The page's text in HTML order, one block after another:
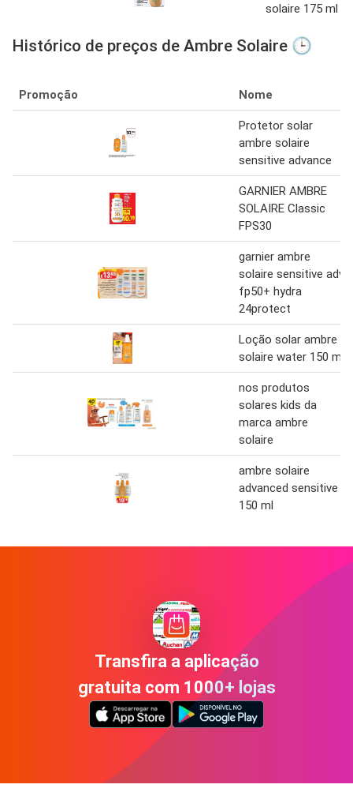
solaire 175 ml
Histórico de preços de Ambre Solaire 🕒
Promoção Nome
Protetor solar
ambre solaire
sensitive advance
GARNIER AMBRE
SOLAIRE Classic
FPS30
garnier ambre
solaire sensitive adv
fp50+ hydra
24protect
Loção solar ambre
solaire water 150 ml
nos produtos
solares kids da
marca ambre
solaire
ambre solaire
advanced sensitive
150 ml
Transfira a aplicação
gratuita com 1000+ lojas